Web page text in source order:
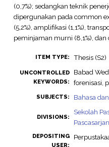
(0,7%); sedangkan teknik
dipergunakan pada common
(5,2%), amplifikasi (1,1%),
peminjaman murni (8,1%), dan
ITEM TYPE: Thesis (S2)
UNCONTROLLED
KEYWORDS:
Babad
forenisasi,
SUBJECTS: Bahasa
DIVISIONS:
Sekolah
DEPOSITING
USER: